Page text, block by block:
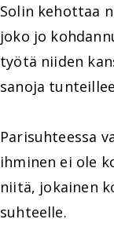
Solin kehottaa
joko jo
työtä niiden
sanoja
Parisuhteessa
ihminen ei ole
niitä, jokainen
suhteelle.